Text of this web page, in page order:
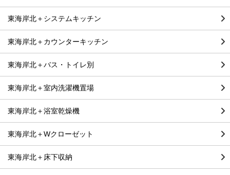
東海岸北＋システムキッチン
東海岸北＋カウンターキッチン
東海岸北＋バス・トイレ別
東海岸北＋室内洗濯機置場
東海岸北＋浴室乾燥機
東海岸北＋Wクローゼット
東海岸北＋床下収納